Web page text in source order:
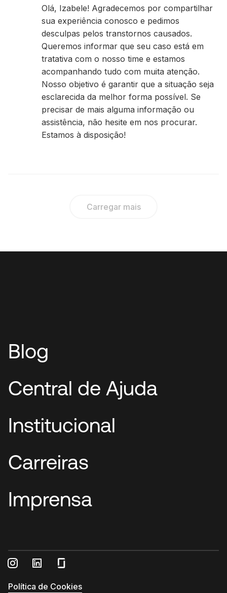
Olá, Izabele! Agradecemos por compartilhar
sua experiência conosco e pedimos
desculpas pelos transtornos causados.
Queremos informar que seu caso está em
tratativa com o nosso time e estamos
acompanhando tudo com muita atenção.
Nosso objetivo é garantir que a situação seja
esclarecida da melhor forma possível. Se
precisar de mais alguma informação ou
assistência, não hesite em nos procurar.
Estamos à disposição!
Carregar mais
Blog
Central de Ajuda
Institucional
Carreiras
Imprensa
Política de Cookies